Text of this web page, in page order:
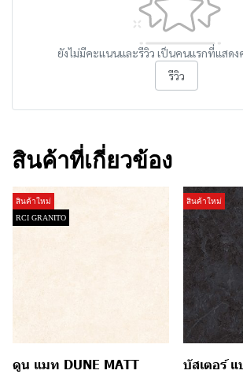
ยังไม่มีคะแนนและรีวิว เป็นคนแรกที่แสดง
รีวิว
สินค้าที่เกี่ยวข้อง
สินค้าใหม่
RCI GRANITO
ดูน แมท DUNE MATT
สินค้าใหม่
บัสเตอร์